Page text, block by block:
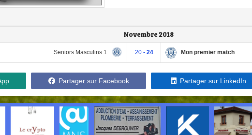
Novembre 2018
Seniors Masculins 1 20 - 24 Mon premier match
Partager sur Facebook Partager sur LinkedIn